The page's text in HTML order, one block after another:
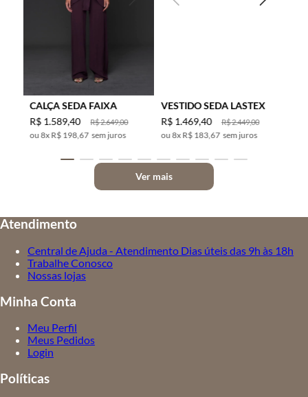
CALÇA SEDA FAIXA
R$2.649,00
R$ 1.589,40
8x R$ 198,67 sem juros
VESTIDO SEDA LASTEX
R$2.449,00
R$ 1.469,40
8x R$ 183,67 sem juros
Ver mais
Atendimento
Central de Ajuda - Atendimento Dias úteis das 9h às 18h
Trabalhe Conosco
Nossas lojas
Minha Conta
Meu Perfil
Meus Pedidos
Login
Políticas